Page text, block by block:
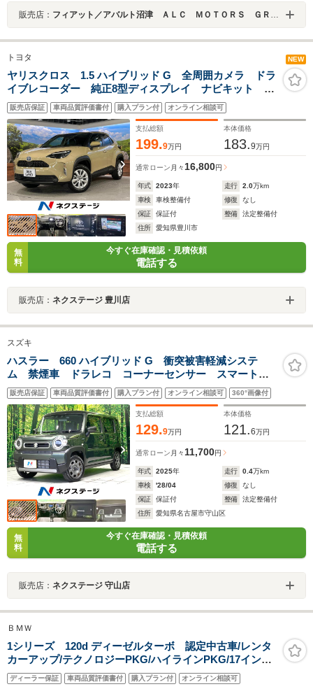
販売店： フィアット／アバルト沼津 ＡＬＣ ＭＯＴＯＲＳ ＧＲＯＵＰ
トヨタ NEW
ヤリスクロス 1.5 ハイブリッド G 全周囲カメラ ドラ
イブレコーダー 純正8型ディスプレイ ナビキット オ
ートハイビーム レーダークルーズ オートライト ス
マートキー オートライト ETC オートエアコン
bluetooth フルセグ
販売店保証 車両品質評価書付 購入プラン付 オンライン相談可
支払総額
199.9万円
本体価格
183.9万円
通常ローン 月々 16,800円
年式 2023年 走行 2.0万km
車検
車検整備付 修復
なし
保証
保証付 整備
法定整備付
住所
愛知県豊川市
無
料
今すぐ在庫確認・見積依頼
電話する
販売店： ネクステージ 豊川店
スズキ
ハスラー 660 ハイブリッド G 衝突被害軽減システ
ム 禁煙車 ドラレコ コーナーセンサー スマートキ
ー LEDヘッド ETC 車線逸脱警報 オートライト
オートエアコン Bluetooth CD DVD再生 電動格納
ミラー
販売店保証 車両品質評価書付 購入プラン付 オンライン相談可 360°画像付
支払総額
129.9万円
本体価格
121.6万円
通常ローン 月々 11,700円
年式 2025年 走行 0.4万km
車検
'28/04 修復
なし
保証
保証付 整備
法定整備付
住所
愛知県名古屋市守山区
無
料
今すぐ在庫確認・見積依頼
電話する
販売店： ネクステージ 守山店
ＢＭＷ
1シリーズ 120d ディーゼルターボ 認定中古車/レンタ
カーアップ/テクノロジーPKG/ハイラインPKG/17インチ
ホイール/ヘッドアップディスプレイ
ディーラー保証 車両品質評価書付 購入プラン付 オンライン相談可